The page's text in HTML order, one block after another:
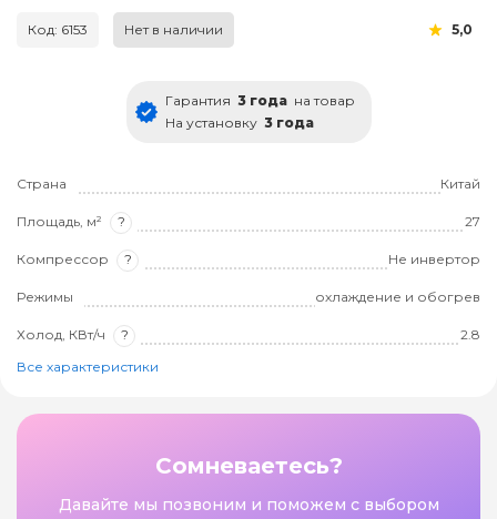
Код: 6153 Нет в наличии 5,0
Гарантия 3 года на товар
На установку 3 года
Страна Китай
Площадь, м² ? 27
Компрессор ? Не инвертор
Режимы охлаждение и обогрев
Холод, КВт/ч ?
2.8
Все характеристики
Сомневаетесь?
Давайте мы позвоним и поможем с выбором